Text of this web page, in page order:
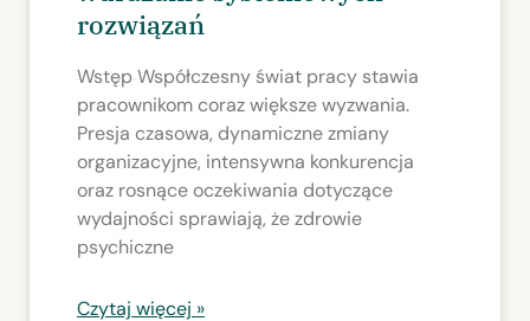
rozwiązań
Wstęp Współczesny świat pracy stawia
pracownikom coraz większe wyzwania.
Presja czasowa, dynamiczne zmiany
organizacyjne, intensywna konkurencja
oraz rosnące oczekiwania dotyczące
wydajności sprawiają, że zdrowie
psychiczne
Czytaj więcej »